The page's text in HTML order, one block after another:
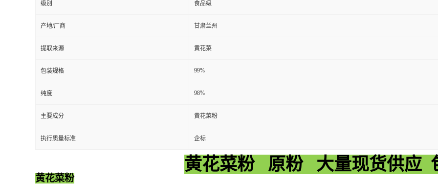
级别 食品级
产地/厂商 甘肃兰州
提取来源 黄花菜
包装规格 99%
纯度 98%
主要成分 黄花菜粉
执行质量标准 企标
黄花菜粉 原粉 大量现货供应
黄花菜粉